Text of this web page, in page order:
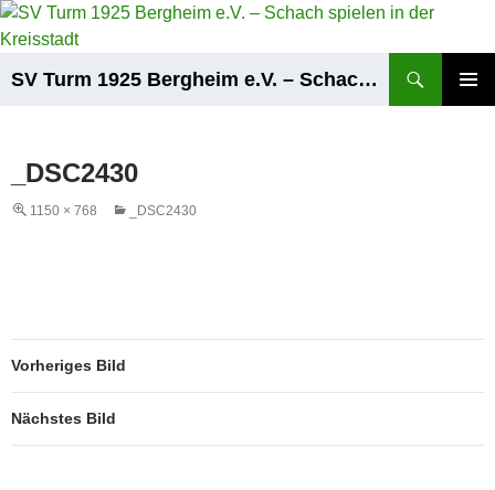
Zum
Inhalt
SV Turm 1925 Bergheim e.V. – Schach spielen in der Kreisstadt
_DSC2430
1150 × 768 _DSC2430
Vorheriges Bild
Nächstes Bild